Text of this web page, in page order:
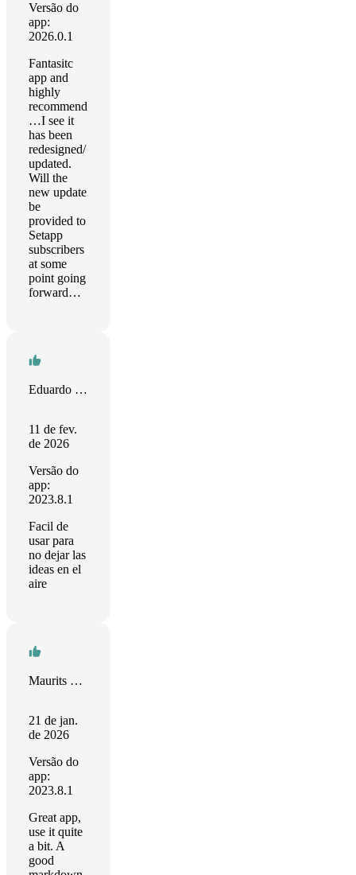
Versão do
app:
2026.0.1
Fantasitc
app and
highly
recommend
…I see it
has been
redesigned/
updated.
Will the
new update
be
provided to
Setapp
subscribers
at some
point going
forward…
Eduardo Rivera
11 de fev.
de 2026
Versão do
app:
2023.8.1
Facil de
usar para
no dejar las
ideas en el
aire
Maurits Doorn
21 de jan.
de 2026
Versão do
app:
2023.8.1
Great app,
use it quite
a bit. A
good